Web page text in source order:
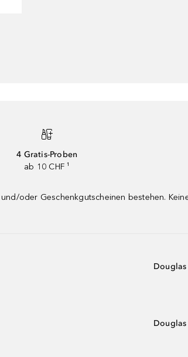
4 Gratis-Proben
ab 10 CHF ¹
oder Geschenkgutscheinen bestehen.